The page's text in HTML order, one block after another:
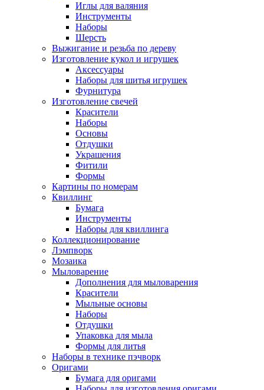
Иглы для валяния
Инструменты
Наборы
Шерсть
Выжигание и резьба по дереву
Изготовление кукол и игрушек
Аксессуары
Наборы для шитья игрушек
Фурнитура
Изготовление свечей
Красители
Наборы
Основы
Отдушки
Украшения
Фитили
Формы
Картины по номерам
Квиллинг
Бумага
Инструменты
Наборы для квиллинга
Коллекционирование
Лэмпворк
Мозаика
Мыловарение
Дополнения для мыловарения
Красители
Мыльные основы
Наборы
Отдушки
Упаковка для мыла
Формы для литья
Наборы в технике пэчворк
Оригами
Бумага для оригами